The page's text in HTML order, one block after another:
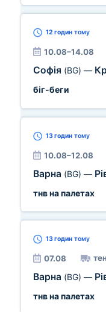
12 годин тому
10.08–14.08
Софія (BG) —
біг-беги
13 годин тому
10.08–12.08
Варна (BG) —
тнв на палетах
13 годин тому
07.08
Варна (BG) —
тнв на палетах